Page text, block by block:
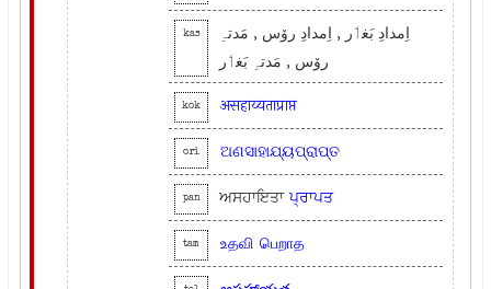
kas
اِمدادِ بَغٲر , اِمدادِ روٚس , مَدتہِ
روٚس , مَدتہِ بَغٲر
kok असहाय्यताप्राप्त
ori ଅଣସାହାଯ୍ୟପ୍ରାପ୍ତ
pan ਅਸਹਾਇਤਾਪ੍ਰਾਪਤ
tam உதவி பெறாத